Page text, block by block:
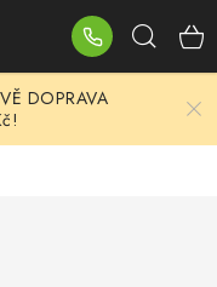
DOPRAVA